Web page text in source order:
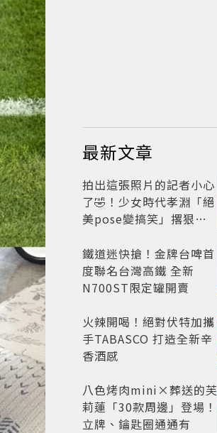
最新文章
拍出這張照片的記者小心
了🤣！少女時代孝淵「絕
美pose變搞笑」撂狠
鐵道迷快搶！金牌台啤首
度聯名台灣高鐵 全新
N700ST限定罐開賣
火辣開喝！絕對伏特加攜
手TABASCO 打造全新辛
香酒感
八色烤肉mini×葬送的芙
莉蓮「30款周邊」登場！
立牌、鑰匙圈通通有